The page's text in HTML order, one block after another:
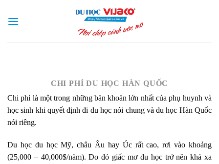
CHI PHÍ DU HỌC HÀN QUỐC
Chi phí là một trong những băn khoăn lớn nhất của phụ huynh và
học sinh khi quyết định đi du học nói chung và du học Hàn Quốc
nói riêng.
Du học du học Mỹ, châu Âu hay Úc rất cao, rơi vào khoảng
(25,000 – 40,000$/năm). Do đó giấc mơ du học trở nên khá xa